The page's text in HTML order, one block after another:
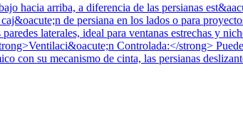
hacia arriba, a diferencia de las persianas
de persiana en los lados o para
laterales, ideal para ventanas estrechas y
Controlada:</strong>
su mecanismo de cinta, las persianas